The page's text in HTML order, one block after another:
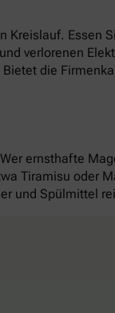
Kreislauf. Essen
verlorenen
die
ernsthafte
Tiramisu oder
und Spülmittel